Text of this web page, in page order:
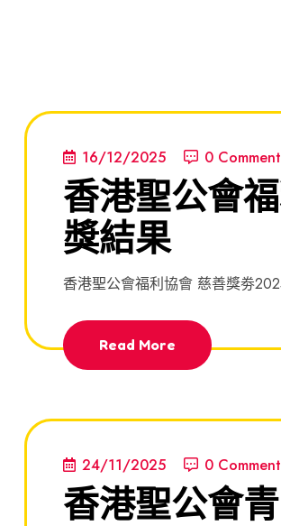
16/12/2025 0
香港聖公會
獎結果
香港聖公會福利協會 慈善獎劵
Read More
24/11/2025 0
香港聖公會